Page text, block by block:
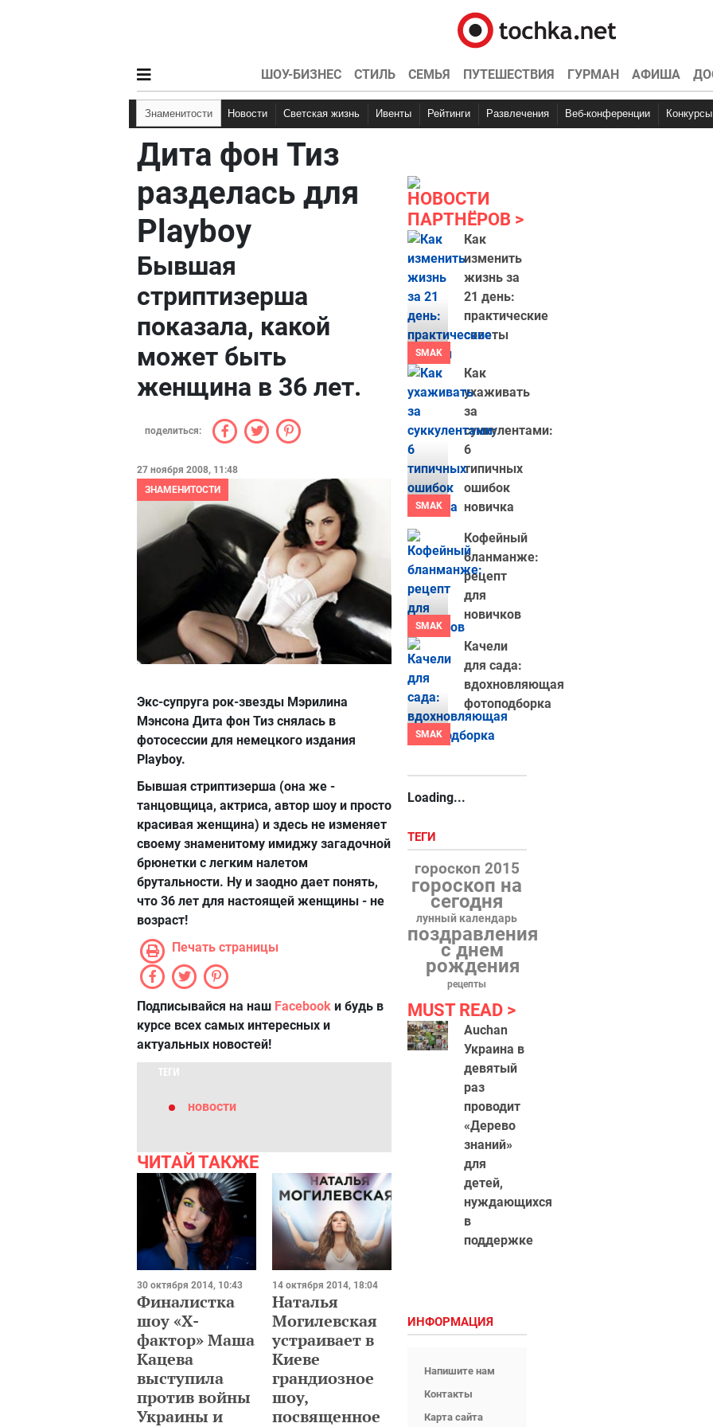
ШОУ-БИЗНЕС СТИЛЬ СЕМЬЯ ПУТЕШЕСТВИЯ ГУРМАН АФИША
Знаменитости Новости Светская жизнь Ивенты Рейтинги Развлечения Веб-конференции Конкурсы
Дита фон Тиз
разделась для
Playboy
Бывшая
стриптизерша
показала, какой
может быть
женщина в 36 лет.
поделиться:
27 ноября 2008, 11:48
ЗНАМЕНИТОСТИ
Экс-супруга рок-звезды Мэрилина
Мэнсона Дита фон Тиз снялась в
фотосессии для немецкого издания
Playboy.
Бывшая стриптизерша (она же -
танцовщица, актриса, автор шоу и просто
красивая женщина) и здесь не изменяет
своему знаменитому имиджу загадочной
брюнетки с легким налетом
брутальности. Ну и заодно дает понять,
что 36 лет для настоящей женщины - не
возраст!
Печать страницы
Подписывайся на наш Facebook и будь в
курсе всех самых интересных и
актуальных новостей!
ТЕГИ
новости
ЧИТАЙ ТАКЖЕ
30 октября 2014, 10:43
Финалистка
шоу «Х-
фактор» Маша
Кацева
выступила
против войны
Украины и
14 октября 2014, 18:04
Наталья
Могилевская
устраивает в
Киеве
грандиозное
шоу,
посвященное
НОВОСТИ
ПАРТНЁРОВ
SMAK
Как
изменить
жизнь за
21 день:
практические
советы
SMAK
Как
ухаживать
за
суккулентами:
6
типичных
ошибок
новичка
SMAK
Кофейный
бланманже:
рецепт
для
новичков
SMAK
Качели
для сада:
вдохновляющая
фотоподборка
Loading...
ТЕГИ
гороскоп 2015
гороскоп на
сегодня
лунный календарь
поздравления
с днем
рождения
рецепты
MUST READ
Auchan
Украина в
девятый
раз
проводит
«Дерево
знаний»
для
детей,
нуждающихся
в
поддержке
ИНФОРМАЦИЯ
Напишите нам
Контакты
Карта сайта